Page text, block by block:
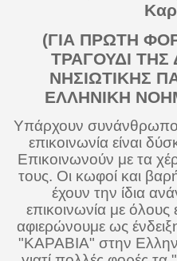
(ΓΙΑ ΠΡΩΤΗ
ΤΡΑΓΟΥΔΙ ΤΗΣ
ΝΗΣΙΩΤΙΚΗΣ
ΕΛΛΗΝΙΚΗ
Υπάρχουν
επικοινωνία είναι
Επικοινωνούν με τα
τους. Οι κωφοί και
έχουν την ίδια
επικοινωνία με
αφιερώνουμε ως
"ΚΑΡΑΒΙΑ" στην